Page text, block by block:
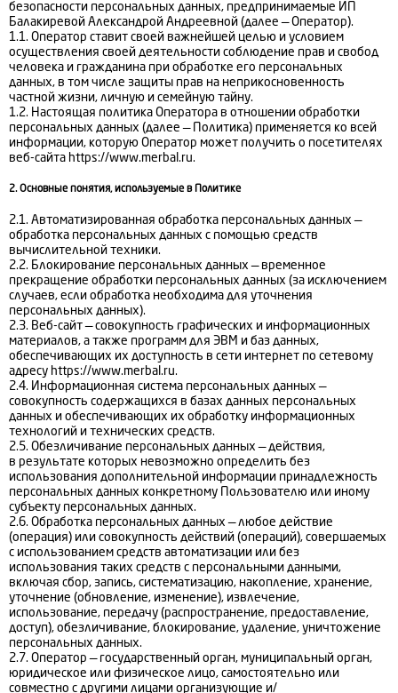
безопасности персональных данных, предпринимаемые ИП
Балакиревой Александрой Андреевной (далее — Оператор).
1.1. Оператор ставит своей важнейшей целью и условием
осуществления своей деятельности соблюдение прав и свобод
человека и гражданина при обработке его персональных
данных, в том числе защиты прав на неприкосновенность
частной жизни, личную и семейную тайну.
1.2. Настоящая политика Оператора в отношении обработки
персональных данных (далее — Политика) применяется ко всей
информации, которую Оператор может получить о посетителях
веб-сайта https://www.merbal.ru.
2. Основные понятия, используемые в Политике
2.1. Автоматизированная обработка персональных данных —
обработка персональных данных с помощью средств
вычислительной техники.
2.2. Блокирование персональных данных — временное
прекращение обработки персональных данных (за исключением
случаев, если обработка необходима для уточнения
персональных данных).
2.3. Веб-сайт — совокупность графических и информационных
материалов, а также программ для ЭВМ и баз данных,
обеспечивающих их доступность в сети интернет по сетевому
адресу https://www.merbal.ru.
2.4. Информационная система персональных данных —
совокупность содержащихся в базах данных персональных
данных и обеспечивающих их обработку информационных
технологий и технических средств.
2.5. Обезличивание персональных данных — действия,
в результате которых невозможно определить без
использования дополнительной информации принадлежность
персональных данных конкретному Пользователю или иному
субъекту персональных данных.
2.6. Обработка персональных данных — любое действие
(операция) или совокупность действий (операций), совершаемых
с использованием средств автоматизации или без
использования таких средств с персональными данными,
включая сбор, запись, систематизацию, накопление, хранение,
уточнение (обновление, изменение), извлечение,
использование, передачу (распространение, предоставление,
доступ), обезличивание, блокирование, удаление, уничтожение
персональных данных.
2.7. Оператор — государственный орган, муниципальный орган,
юридическое или физическое лицо, самостоятельно или
совместно с другими лицами организующие и/